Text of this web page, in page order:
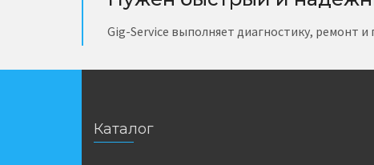
Gig-Service выполняет диагностику, ремонт
Каталог